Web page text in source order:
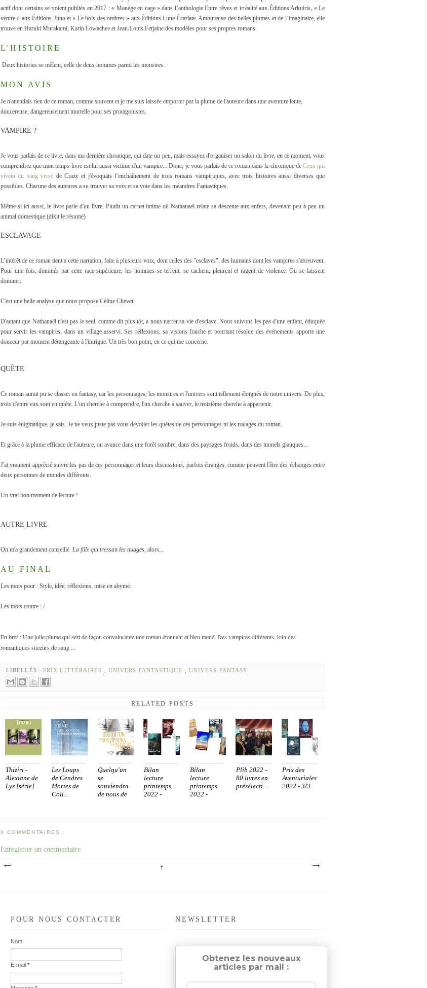
actif dont certains se voient publiés en 2017 : « Manège en cage » dans l’anthologie Entre rêves et irréalité aux Éditions Arkuiris, « Le
ventre » aux Éditions Juno et « Le bois des ombres » aux Éditions Lune Écarlate. Amoureuse des belles plumes et de l’imaginaire, elle
trouve en Haruki Murakami, Karin Lowachee et Jean-Louis Fetjaine des modèles pour ses propres romans.
L'HISTOIRE
Deux histories se mêlent, celle de deux hommes parmi les monstres.
MON AVIS
Je n'attendais rien de ce roman, comme souvent et je me suis laissée emporter par la plume de l'auteure dans une aventure lente,
doucereuse, dangereusement mortelle pour ses protagonistes.
VAMPIRE ?
Je vous parlais de ce livre, dans ma dernière chronique, qui date un peu, mais essayez d'organiser un salon du livre, en ce moment, vous
comprendrez que mon temps livre est lui aussi victime d'un vampire... Donc, je vous parlais de ce roman dans la chronique de Ceux qui
vivent du sang versé de Crazy et j'évoquais l’enchaînement de trois romans vampiriques, avec trois histoires aussi diverses que
possibles. Chacune des auteures a su trouver sa voix et sa voie dans les méandres Fantastiques.
Même si ici aussi, le livre parle d'un livre. Plutôt un carnet intime où Nathanael relate sa descente aux enfers, devenant peu à peu un
animal domestique (dixit le résumé)
ESCLAVAGE
L’intérêt de ce roman tient a cette narration, faite à plusieurs voix, dont celles des "esclaves", des humains dont les vampires s'abreuvent.
Pour une fois, dominés par cette race supérieure, les hommes se terrent, se cachent, pleurent et ragent de violence. Ou se laissent
dominer.
C'est une belle analyse que nous propose Céline Chevet.
D'autant que Nathanaël n'est pas le seul, comme dit plus tôt, a nous narrer sa vie d'esclave. Nous suivons les pas d'une enfant, éduquée
pour servir les vampires, dans un village asservi. Ses réflexions, sa visions fraiche et pourtant résolue des événements apporte une
douceur par moment dérangeante à l'intrigue. Un très bon point, en ce qui me concerne.
QUÊTE
Ce roman aurait pu se classer en fantasy, car les personnages, les monstres et l'univers sont tellement éloignés de notre univers. De plus,
trois d'entre eux sont en quête. L'un cherche à comprendre, l'un cherche à sauver, le troisième cherche à appartenir.
Je suis énigmatique, je sais. Je ne veux juste pas vous dévoiler les quêtes de ces personnages ni les rouages du roman.
Et grâce à la plume efficace de l'auteure, on avance dans une forêt sombre, dans des paysages froids, dans des tunnels glauques...
J'ai vraiment apprécié suivre les pas de ces personnages et leurs discussions, parfois étranges, comme peuvent l'être des échanges entre
deux personnes de mondes différents.
Un vrai bon moment de lecture !
AUTRE LIVRE
On m'a grandement conseillé La fille qui tressait les nuages, alors...
AU FINAL
Les mots pour : Style, idée, réflexions, mise en abyme.
Les mots contre : /
En bref : Une jolie plume qui sert de façon convaincante une roman étonnant et bien mené. Des vampires différents, loin des
romantiques suceurs de sang ...
LIBELLÉS :PRIX LITTÉRAIRES UNIVERS FANTASTIQUE UNIVERS FANTASY
RELATED POSTS
Thiziri -
Alexiane de
Lys [série]
Les Loups
de Cendres
Mortes de
Coli...
Quelqu'un
se
souviendra
de nous de
Bilan
lecture
printemps
2022 -
Bilan
lecture
printemps
2022 -
Plib 2022 -
80 livres en
présélecti...
Prix des
Aventuriales
2022 - 3/3
0 COMMENTAIRES :
Enregistrer un commentaire
POUR NOUS CONTACTER
Nom
E-mail *
NEWSLETTER
Obtenez les nouveaux
articles par mail :